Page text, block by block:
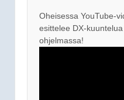
Oheisessa YouTube-
esittelee DX-
ohjelmassa!